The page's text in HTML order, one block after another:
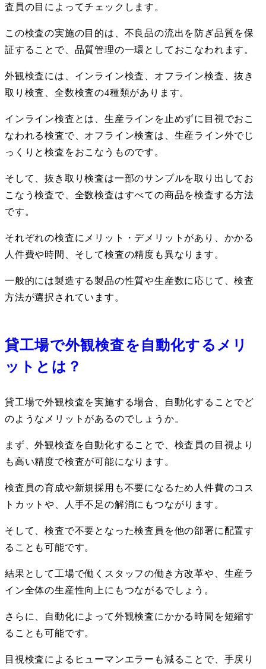
査員の目によってチェックします。
この検査の実施の目的は、不良品の流出を防ぎ品質を保
証することで、品質管理の一環としておこなわれます。
外観検査には、インライン検査、オフライン検査、抜き
取り検査、全数検査の4種類があります。
インライン検査とは、生産ラインを止めずに目視でおこ
なわれる検査で、オフライン検査は、生産ライン外でじ
っくりと検査をおこなうものです。
そして、抜き取り検査は一部のサンプルを取り出してお
こなう検査で、全数検査はすべての商品を検査する方法
です。
それぞれの検査にメリット・デメリットがあり、かかる
人件費や時間、そして検査の精度も異なります。
一般的には製造する製品の性質や生産数に応じて、検査
方法が選択されています。
貸工場で外観検査を自動化するメリ
ットとは？
貸工場で外観検査を実施する場合、自動化することでど
のようなメリットがあるのでしょうか。
まず、外観検査を自動化することで、検査員の目視より
も高い精度で検査が可能になります。
検査員の育成や新規採用も不要になるため人件費のコス
トカットや、人手不足の解消にもつながります。
そして、検査で不要となった検査員を他の部署に配置す
ることも可能です。
結果として工場で働くスタッフの働き方改革や、生産ラ
イン全体の生産性向上にもつながるでしょう。
さらに、自動化によって外観検査にかかる時間を短縮す
ることも可能です。
目視検査によるヒューマンエラーも減ることで、手戻り